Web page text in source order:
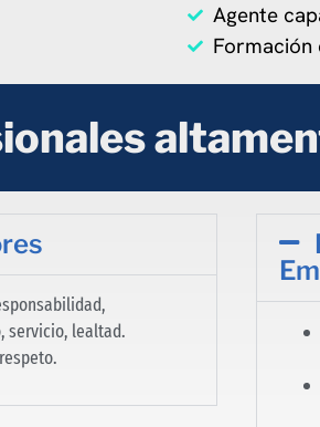
Agente
Formación
servicio, lealtad.